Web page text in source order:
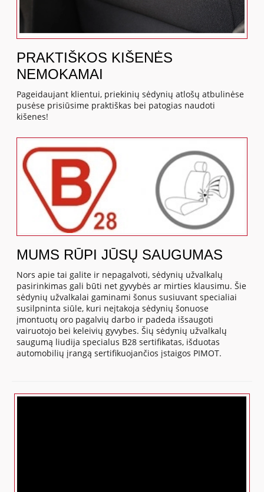
PRAKTIŠKOS KIŠENĖS
NEMOKAMAI
Pageidaujant klientui, priekinių sėdynių atlošų atbulinėse
pusėse prisiūsime praktiškas bei patogias naudoti
kišenes!
MUMS RŪPI JŪSŲ SAUGUMAS
Nors apie tai galite ir nepagalvoti, sėdynių užvalkalų
pasirinkimas gali būti net gyvybės ar mirties klausimu. Šie
sėdynių užvalkalai gaminami šonus susiuvant specialiai
susilpninta siūle, kuri neįtakoja sėdynių šonuose
įmontuotų oro pagalvių darbo ir padeda išsaugoti
vairuotojo bei keleivių gyvybes. Šių sėdynių užvalkalų
saugumą liudija specialus B28 sertifikatas, išduotas
automobilių įrangą sertifikuojančios įstaigos PIMOT.